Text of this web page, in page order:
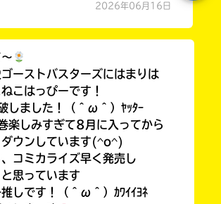
2026年06月16日
ーストバスターズにはまりは
こはっぴーです！
しました！（＾ω＾）ﾔｯﾀｰ
楽しみすぎて8月に入ってから
ダウンしています(^o^)
コミカライズ早く発売し
思っています
しです！（＾ω＾）ｶﾜｲｲﾖﾈ